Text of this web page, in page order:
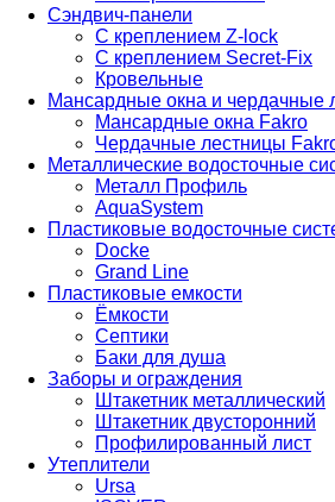
Сэндвич-панели
С креплением Z-lock
С креплением Secret-Fix
Кровельные
Мансардные окна и чердачные
Мансардные окна Fakro
Чердачные лестницы
Металлические водосточные
Металл Профиль
AquaSystem
Пластиковые водосточные
Docke
Grand Line
Пластиковые емкости
Ёмкости
Септики
Баки для душа
Заборы и ограждения
Штакетник металлический
Штакетник двусторонний
Профилированный лист
Утеплители
Ursa